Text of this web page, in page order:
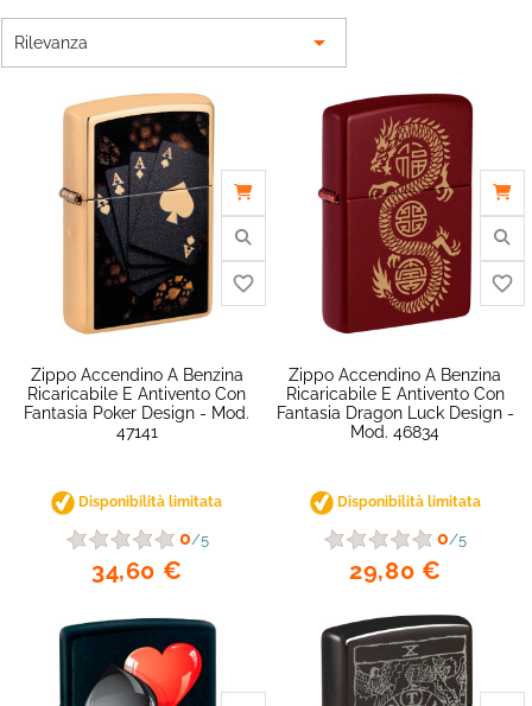
Rilevanza 
Zippo Accendino A Benzina
Ricaricabile E Antivento Con
Fantasia Poker Design - Mod.
47141
Disponibilità limitata
0/5
34,60 €
Zippo Accendino A Benzina
Ricaricabile E Antivento Con
Fantasia Dragon Luck Design -
Mod. 46834
Disponibilità limitata
0/5
29,80 €